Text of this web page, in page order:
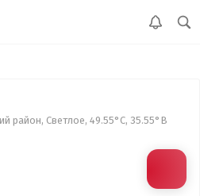
район, Светлое, 49.55°С, 35.55°В